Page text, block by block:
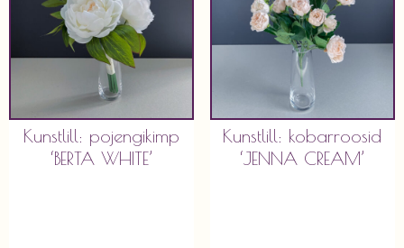
Kunstlill: pojengikimp
‘BERTA WHITE’
Kunstlill: kobarroosid
‘JENNA CREAM’